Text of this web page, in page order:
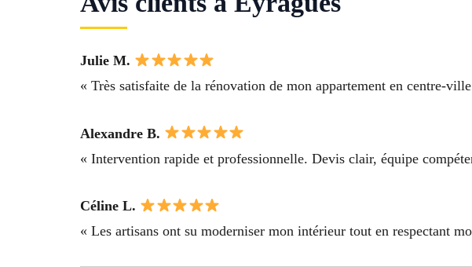
Julie M.
« Très satisfaite de la rénovation de mon appartement en centre-
Alexandre B.
« Intervention rapide et professionnelle. Devis clair, équipe
Céline L.
« Les artisans ont su moderniser mon intérieur tout en respectant